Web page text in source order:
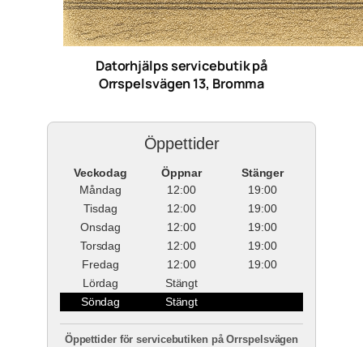
Datorhjälps servicebutik på
Orrspelsvägen 13, Bromma
Öppettider
Veckodag Öppnar
Stänger
Måndag
12:00
19:00
Tisdag
12:00
19:00
Onsdag
12:00
19:00
Torsdag
12:00
19:00
Fredag
12:00
19:00
Lördag
Stängt
Söndag
Stängt
Öppettider för servicebutiken på Orrspelsvägen